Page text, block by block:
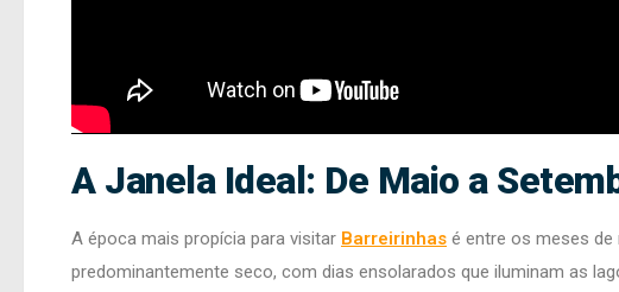
A Janela Ideal: De Maio a
A época mais propícia para visitar Barreirinhas é entre os meses de
predominantemente seco, com dias ensolarados que iluminam as